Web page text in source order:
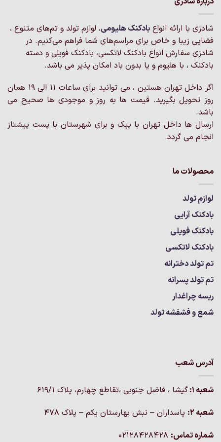
باشد.
گزینه
ها
ممکن
است
صفحه
محصول
شوند
گزینه
ها
ممکن
است
صفحه
محصول
انتخاب
شادزی با ارائه انواع بادکنک‌ هلیومی، لوازم تولد و تم‌های متنوع ،
فضایی زیبا و خاص برای مراسم‌های شما فراهم می‌کنیم. در
شادزی سفارش انواع بادکنک لاتکسی، بادکنک فویلی و دسته
بادکنک ، با هلیوم و یا بدون باد امکان پذیر می باشد.
اگر داخل تهران هستین ، می توانید برای ساعات 11 الی 19 همان
روز تحویل بگیرید. قیمت ها به روز و موجودی ها صحیح می
باشد.
ارسال ها داخل تهران با پیک و برای شهرستان با پست پیشتاز
انجام می گردد.
محصولات ما
لوازم تولد
بادکنک آرایی
بادکنک فویلی
بادکنک لاتکسی
تم تولد دخترانه
تم تولد پسرانه
ریسه چراغدار
شمع و فشفشه تولد
آدرس شعب
شعبه 1:
گيشا ، فاضل جنوبی ،تقاطع چهارم، پلاک 619/1
شعبه 2:
پاسداران – نبش بهارستان یکم – پلاک ۴۷۸
شماره تماس: